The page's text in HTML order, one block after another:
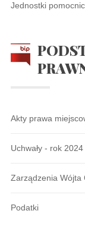
Jednostki
Akty prawa
Uchwały - rok 2024
Zarządzenia Wójta
Podatki